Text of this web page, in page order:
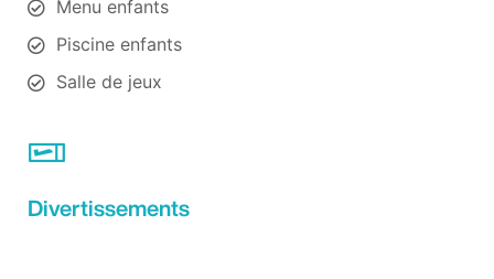
Menu enfants
Piscine enfants
Salle de jeux
Divertissements